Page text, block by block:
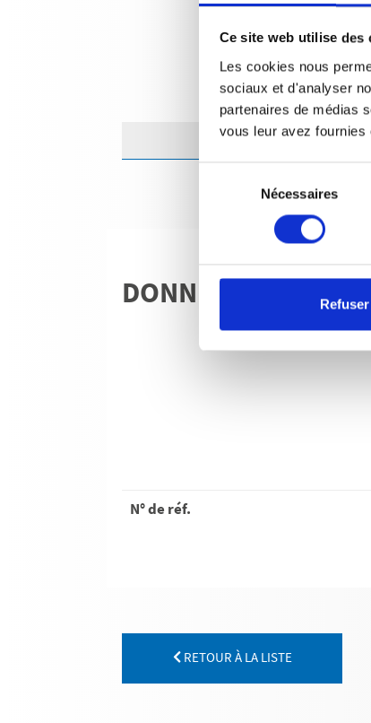
Ce site web utilise des
Les cookies nous
sociaux et d'analyser
partenaires de médias
vous leur avez
consentement
Nécessaires
Refuser
DONNÉES
N° de réf.
RETOUR À LA LISTE